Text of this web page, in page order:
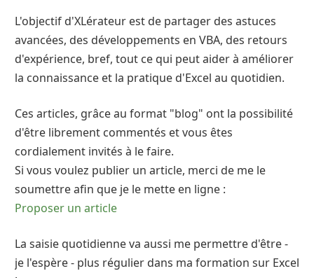
L'objectif d'XLérateur est de partager des astuces
avancées, des développements en VBA, des retours
d'expérience, bref, tout ce qui peut aider à améliorer
la connaissance et la pratique d'Excel au quotidien.
Ces articles, grâce au format "blog" ont la possibilité
d'être librement commentés et vous êtes
cordialement invités à le faire.
Si vous voulez publier un article, merci de me le
soumettre afin que je le mette en ligne :
Proposer un article
La saisie quotidienne va aussi me permettre d'être -
je l'espère - plus régulier dans ma formation sur Excel